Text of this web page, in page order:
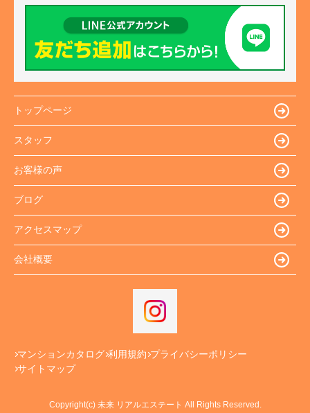
トップページ
スタッフ
お客様の声
ブログ
アクセスマップ
会社概要
マンションカタログ 利用規約 プライバシーポリシー
サイトマップ
Copyright(c) 未来 リアルエステート All Rights Reserved.